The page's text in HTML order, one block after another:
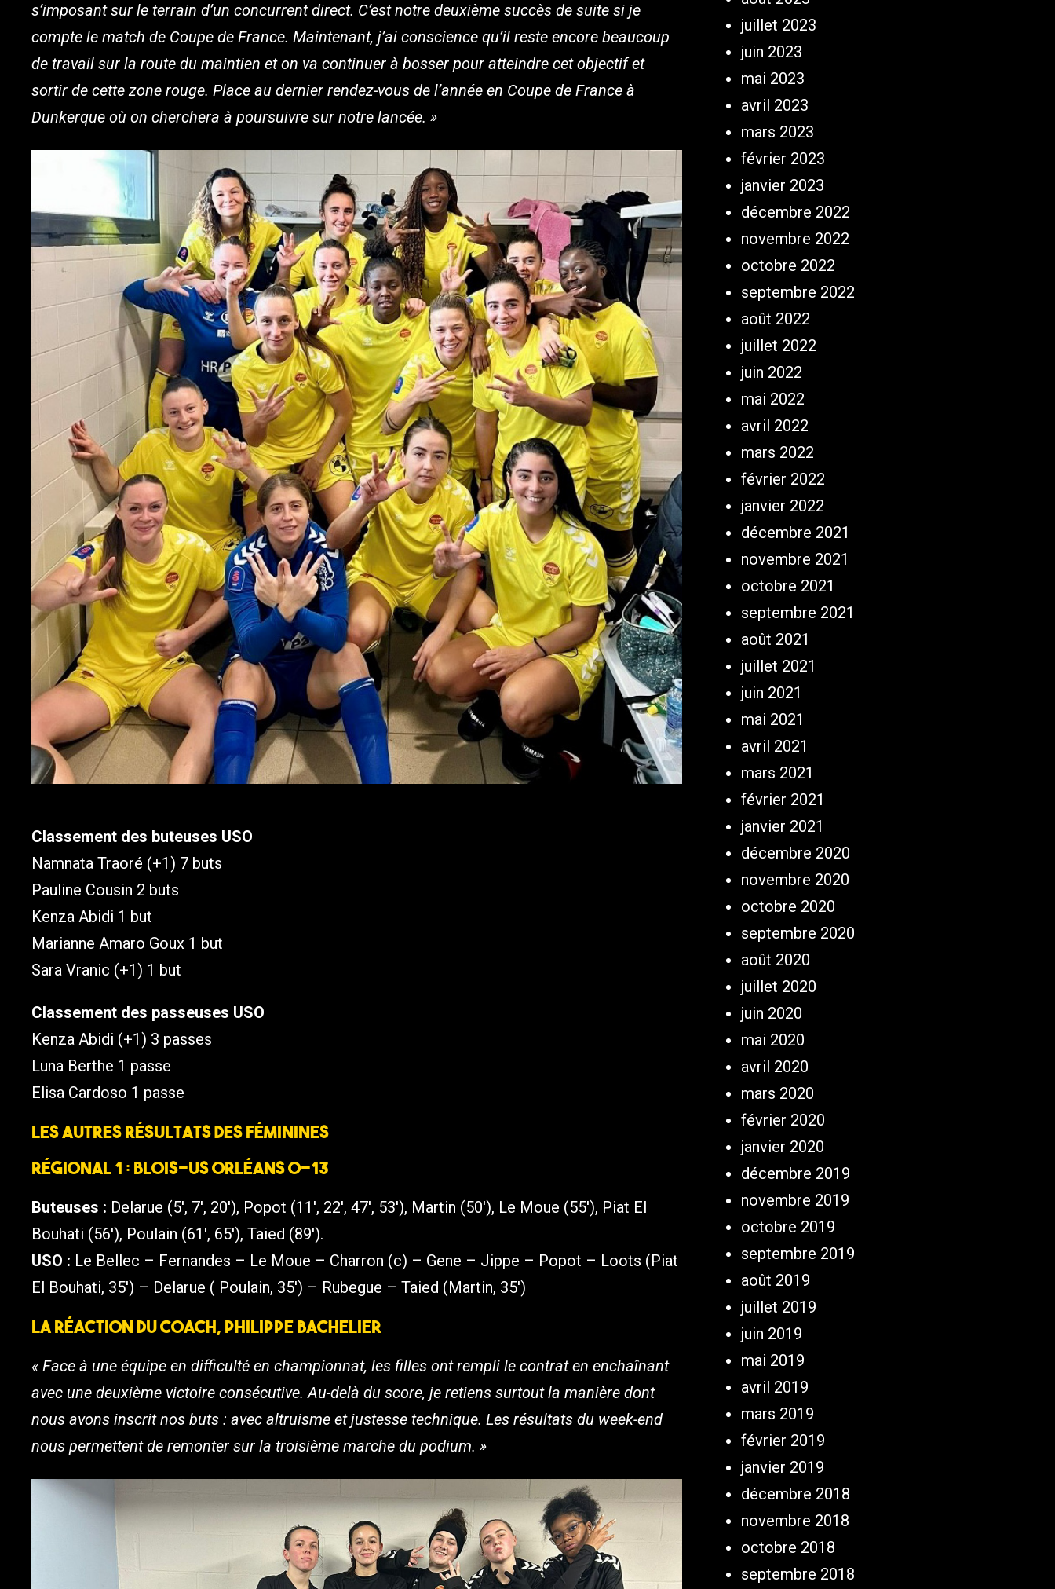
s’imposant sur le terrain d’un concurrent direct. C’est notre deuxième succès de suite si je
compte le match de Coupe de France. Maintenant, j’ai conscience qu’il reste encore beaucoup
de travail sur la route du maintien et on va continuer à bosser pour atteindre cet objectif et
sortir de cette zone rouge. Place au dernier rendez-vous de l’année en Coupe de France à
Dunkerque où on cherchera à poursuivre sur notre lancée. »
Classement des buteuses USO
Namnata Traoré (+1) 7 buts
Pauline Cousin 2 buts
Kenza Abidi 1 but
Marianne Amaro Goux 1 but
Sara Vranic (+1) 1 but
Classement des passeuses USO
Kenza Abidi (+1) 3 passes
Luna Berthe 1 passe
Elisa Cardoso 1 passe
Les autres résultats des féminines
Régional 1 : Blois-US Orléans 0-13
Buteuses : Delarue (5′, 7′, 20′), Popot (11′, 22′, 47′, 53′), Martin (50′), Le Moue (55′), Piat El
Bouhati (56′), Poulain (61′, 65′), Taied (89′).
USO : Le Bellec – Fernandes – Le Moue – Charron (c) – Gene – Jippe – Popot – Loots (Piat
El Bouhati, 35′) – Delarue ( Poulain, 35′) – Rubegue – Taied (Martin, 35′)
La réaction du coach, Philippe Bachelier
« Face à une équipe en difficulté en championnat, les filles ont rempli le contrat en enchaînant
avec une deuxième victoire consécutive. Au-delà du score, je retiens surtout la manière dont
nous avons inscrit nos buts : avec altruisme et justesse technique. Les résultats du week-end
nous permettent de remonter sur la troisième marche du podium. »
juillet 2023
juin 2023
mai 2023
avril 2023
mars 2023
février 2023
janvier 2023
décembre 2022
novembre 2022
octobre 2022
septembre 2022
août 2022
juillet 2022
juin 2022
mai 2022
avril 2022
mars 2022
février 2022
janvier 2022
décembre 2021
novembre 2021
octobre 2021
septembre 2021
août 2021
juillet 2021
juin 2021
mai 2021
avril 2021
mars 2021
février 2021
janvier 2021
décembre 2020
novembre 2020
octobre 2020
septembre 2020
août 2020
juillet 2020
juin 2020
mai 2020
avril 2020
mars 2020
février 2020
janvier 2020
décembre 2019
novembre 2019
octobre 2019
septembre 2019
août 2019
juillet 2019
juin 2019
mai 2019
avril 2019
mars 2019
février 2019
janvier 2019
décembre 2018
novembre 2018
octobre 2018
septembre 2018